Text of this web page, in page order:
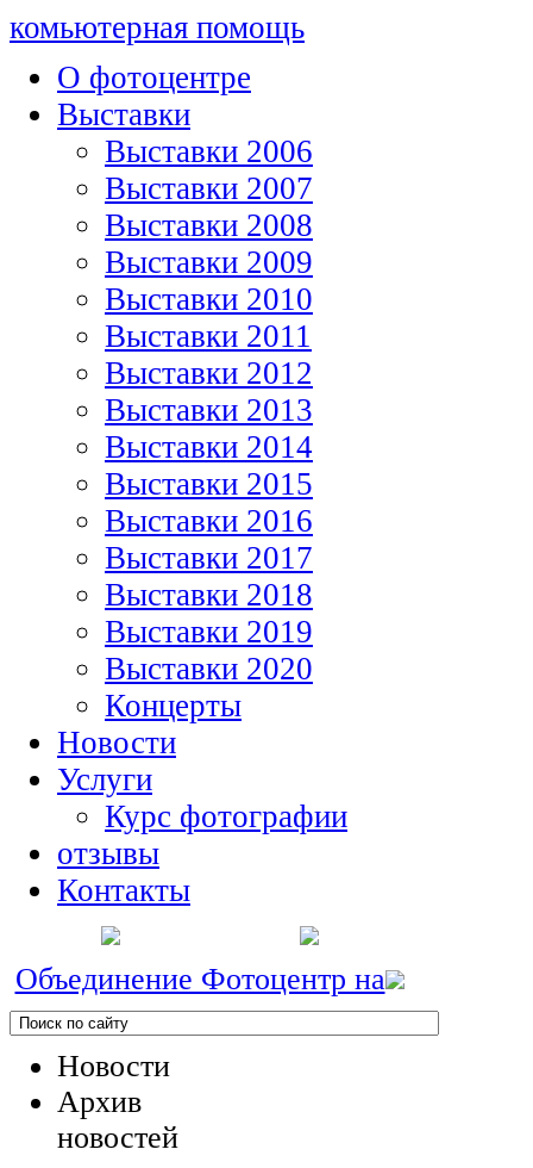
комьютерная помощь
О фотоцентре
Выставки
Выставки 2006
Выставки 2007
Выставки 2008
Выставки 2009
Выставки 2010
Выставки 2011
Выставки 2012
Выставки 2013
Выставки 2014
Выставки 2015
Выставки 2016
Выставки 2017
Выставки 2018
Выставки 2019
Выставки 2020
Концерты
Новости
Услуги
Курс фотографии
отзывы
Контакты
Объединение Фотоцентр на
Новости
Архив
новостей